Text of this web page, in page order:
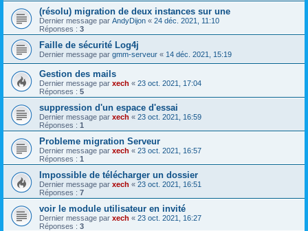
(résolu) migration de deux instances sur une
Dernier message par AndyDijon « 24 déc. 2021, 11:10
Réponses : 3
Faille de sécurité Log4j
Dernier message par gmm-serveur « 14 déc. 2021, 15:19
Gestion des mails
Dernier message par xech « 23 oct. 2021, 17:04
Réponses : 5
suppression d'un espace d'essai
Dernier message par xech « 23 oct. 2021, 16:59
Réponses : 1
Probleme migration Serveur
Dernier message par xech « 23 oct. 2021, 16:57
Réponses : 1
Impossible de télécharger un dossier
Dernier message par xech « 23 oct. 2021, 16:51
Réponses : 7
voir le module utilisateur en invité
Dernier message par xech « 23 oct. 2021, 16:27
Réponses : 3